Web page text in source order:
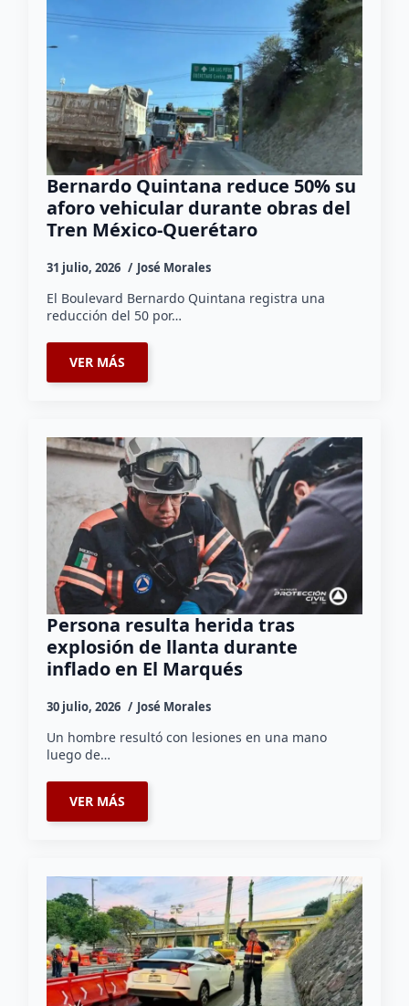
Bernardo Quintana reduce 50% su
aforo vehicular durante obras del
Tren México-Querétaro
31 julio, 2026 José Morales
El Boulevard Bernardo Quintana registra una
reducción del 50 por…
VER MÁS
Persona resulta herida tras
explosión de llanta durante
inflado en El Marqués
30 julio, 2026 José Morales
Un hombre resultó con lesiones en una mano
luego de…
VER MÁS